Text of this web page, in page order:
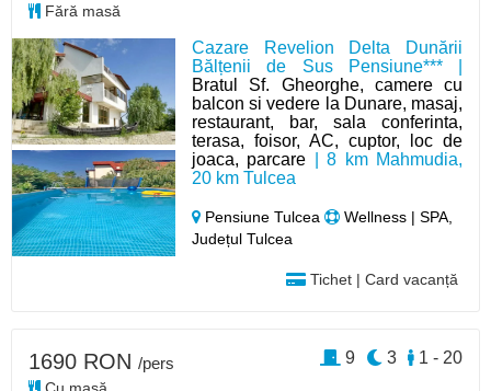
Cazare Revelion Delta Dunării
Bălțenii de Sus Pensiune*** |
Bratul Sf. Gheorghe, camere cu
balcon si vedere la Dunare, masaj,
restaurant, bar, sala conferinta,
terasa, foisor, AC, cuptor, loc de
joaca, parcare | 8 km Mahmudia,
20 km Tulcea
Pensiune Tulcea
Wellness | SPA,
Județul Tulcea
Tichet | Card vacanță
Fără masă
1690 RON /pers
Cu masă
1 - 20
3
9